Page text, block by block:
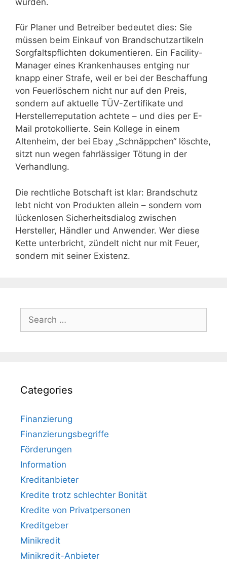
Für Planer und Betreiber bedeutet dies: Sie
müssen beim Einkauf von Brandschutzartikeln
Sorgfaltspflichten dokumentieren. Ein Facility-
Manager eines Krankenhauses entging nur
knapp einer Strafe, weil er bei der Beschaffung
von Feuerlöschern nicht nur auf den Preis,
sondern auf aktuelle TÜV-Zertifikate und
Herstellerreputation achtete – und dies per E-
Mail protokollierte. Sein Kollege in einem
Altenheim, der bei Ebay „Schnäppchen“ löschte,
sitzt nun wegen fahrlässiger Tötung in der
Verhandlung.
Die rechtliche Botschaft ist klar: Brandschutz
lebt nicht von Produkten allein – sondern vom
lückenlosen Sicherheitsdialog zwischen
Hersteller, Händler und Anwender. Wer diese
Kette unterbricht, zündelt nicht nur mit Feuer,
sondern mit seiner Existenz.
for:
Categories
Finanzierung
Finanzierungsbegriffe
Förderungen
Information
Kreditanbieter
Kredite trotz schlechter Bonität
Kredite von Privatpersonen
Kreditgeber
Minikredit
Minikredit-Anbieter